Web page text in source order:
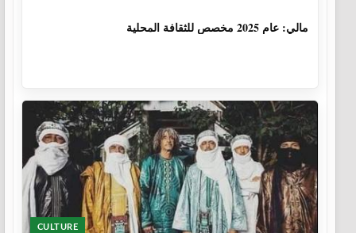
مالي: عام 2025 مخصص للثقافة المحلية
CULTURE